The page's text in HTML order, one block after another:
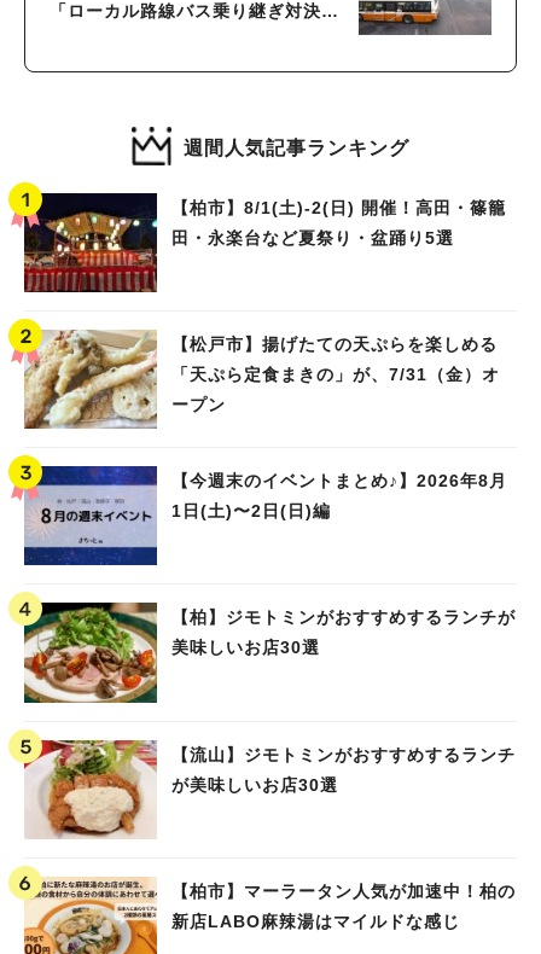
「ローカル路線バス乗り継ぎ対決
週間人気記事ランキング
【柏市】8/1(土)‐2(日) 開催！高田・篠籠
田・永楽台など夏祭り・盆踊り5選
【松戸市】揚げたての天ぷらを楽しめる
「天ぷら定食まきの」が、7/31（金）オ
ープン
【今週末のイベントまとめ♪】2026年8月
1日(土)〜2日(日)編
【柏】ジモトミンがおすすめするランチが
美味しいお店30選
【流山】ジモトミンがおすすめするランチ
が美味しいお店30選
【柏市】マーラータン人気が加速中！柏の
新店LABO麻辣湯はマイルドな感じ